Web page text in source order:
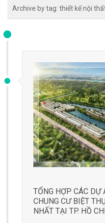
Archive by tag: thiết kế nội
TỔNG HỢP CÁC
CHUNG CƯ BIỆT
NHẤT TẠI TP. HỒ